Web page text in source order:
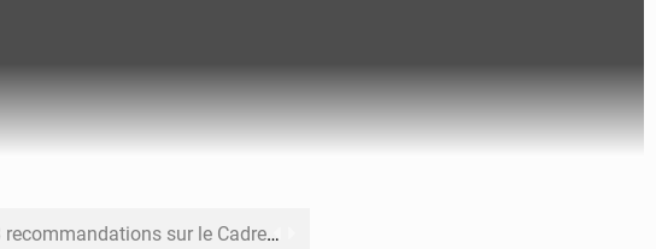
sur le Cadre budgétaire 2027-2029